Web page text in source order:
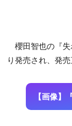
櫻田智也の『失
り発売され、発
【画像】